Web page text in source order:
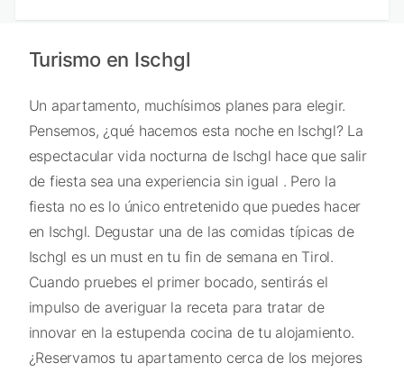
Turismo en Ischgl
Un apartamento, muchísimos planes para elegir.
Pensemos, ¿qué hacemos esta noche en Ischgl? La
espectacular vida nocturna de Ischgl hace que salir
de fiesta sea una experiencia sin igual . Pero la
fiesta no es lo único entretenido que puedes hacer
en Ischgl. Degustar una de las comidas típicas de
Ischgl es un must en tu fin de semana en Tirol.
Cuando pruebes el primer bocado, sentirás el
impulso de averiguar la receta para tratar de
innovar en la estupenda cocina de tu alojamiento.
¿Reservamos tu apartamento cerca de los mejores